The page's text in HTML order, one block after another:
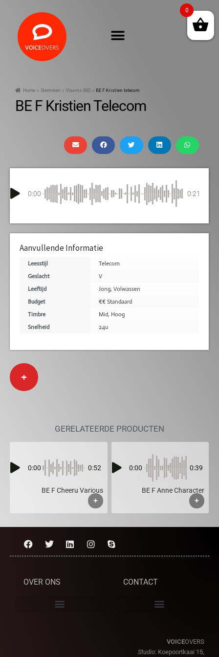
Home Stemmen Vlaams (BE) BE F Kristien telecom
BE F Kristien Telecom
0:00 0:21
Aanvullende Informatie
Leesstijl
Telecom
Geslacht
V
Leeftijd
Jong, Volwassen
Budget
€€ Standaard
Timbre
Mid, Hoog
Snelheid
24u
+
GERELATEERDE PRODUCTEN
0:00 0:52
BE F Cheeru Various
+
0:00 0:39
BE F Anne Character
+
OVER ONS CONTACT
VOICEOVERS
Studio: Koepoortkaai 15,
0